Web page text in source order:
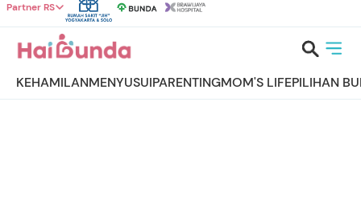
Partner RS
KEHAMILANMENYUSUIPARENTINGMOM'S LIFEPILIHAN